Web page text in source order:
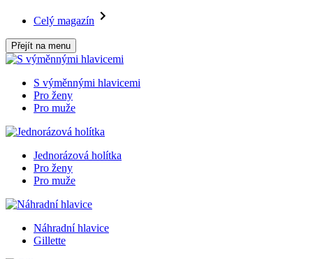
Celý magazín
Přejít na menu
S výměnnými hlavicemi
Pro ženy
Pro muže
Jednorázová holítka
Pro ženy
Pro muže
Náhradní hlavice
Gillette